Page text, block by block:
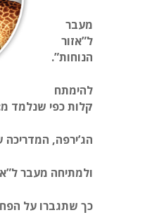
מעבר
ל”אזור
הנוחות”.
להימתח
קלות כפי שנלמד
הג’ירפה,
ולמתיחה מעבר
כך שתגברו על